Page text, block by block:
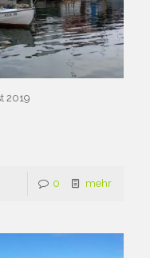
2019
0 mehr